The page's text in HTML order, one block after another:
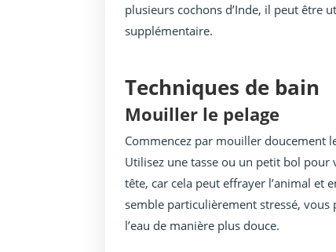
plusieurs cochons d’Inde, il peut être
supplémentaire.
Techniques de bain
Mouiller le pelage
Commencez par mouiller doucement
Utilisez une tasse ou un petit bol pour
tête, car cela peut effrayer l’animal et
semble particulièrement stressé,
l’eau de manière plus douce.